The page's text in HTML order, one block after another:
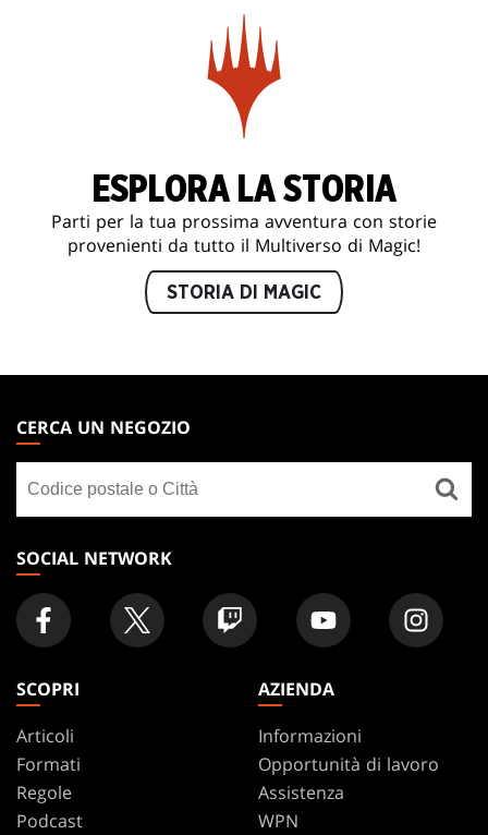
ESPLORA LA STORIA
Parti per la tua prossima avventura con storie
provenienti da tutto il Multiverso di Magic!
STORIA DI MAGIC
THE
GATHERING
FOOTER
CERCA UN NEGOZIO
un
negozio
SOCIAL NETWORK
SCOPRI
Articoli
Formati
Regole
Podcast
AZIENDA
Informazioni
Opportunità di lavoro
Assistenza
WPN